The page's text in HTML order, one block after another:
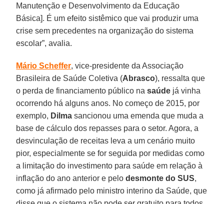
Manutenção e Desenvolvimento da Educação
Básica]. É um efeito sistêmico que vai produzir uma
crise sem precedentes na organização do sistema
escolar”, avalia.
Mário Scheffer, vice-presidente da Associação
Brasileira de Saúde Coletiva (Abrasco), ressalta que
o perda de financiamento público nasaúde já vinha
ocorrendo há alguns anos. No começo de 2015, por
exemplo, Dilma sancionou uma emenda que muda a
base de cálculo dos repasses para o setor. Agora, a
desvinculação de receitas leva a um cenário muito
pior, especialmente se for seguida por medidas como
a limitação do investimento para saúde em relação à
inflação do ano anterior e pelodesmonte do SUS,
como já afirmado pelo ministro interino da Saúde, que